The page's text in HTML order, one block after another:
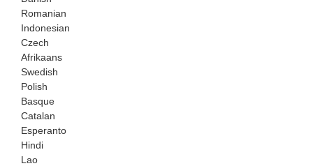
Romanian
Indonesian
Czech
Afrikaans
Swedish
Polish
Basque
Catalan
Esperanto
Hindi
Lao